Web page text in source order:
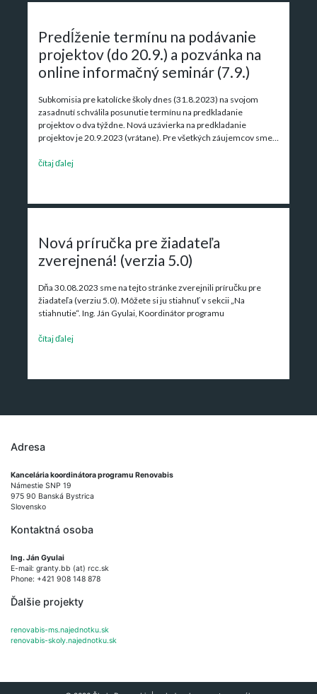
Predĺženie termínu na podávanie
projektov (do 20.9.) a pozvánka na
online informačný seminár (7.9.)
Subkomisia pre katolícke školy dnes (31.8.2023) na svojom
zasadnutí schválila posunutie termínu na predkladanie
projektov o dva týždne. Nová uzávierka na predkladanie
projektov je 20.9.2023 (vrátane). Pre všetkých záujemcov sme…
čítaj ďalej
Nová príručka pre žiadateľa
zverejnená! (verzia 5.0)
Dňa 30.08.2023 sme na tejto stránke zverejnili príručku pre
žiadateľa (verziu 5.0). Môžete si ju stiahnuť v sekcii „Na
stiahnutie“. Ing. Ján Gyulai, Koordinátor programu
čítaj ďalej
Adresa
Kancelária koordinátora programu Renovabis
Námestie SNP 19
975 90 Banská Bystrica
Slovensko
Kontaktná osoba
Ing. Ján Gyulai
E-mail: granty.bb (at) rcc.sk
Phone: +421 908 148 878
Ďalšie projekty
renovabis-ms.najednotku.sk
renovabis-skoly.najednotku.sk